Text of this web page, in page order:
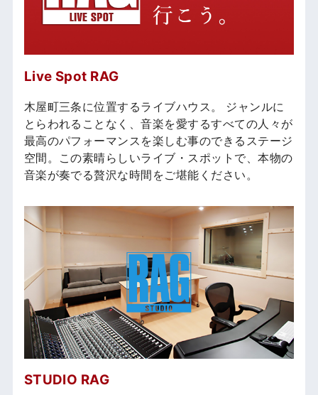
Live Spot RAG
木屋町三条に位置するライブハウス。 ジャンルに
とらわれることなく、音楽を愛するすべての人々が
最高のパフォーマンスを楽しむ事のできるステージ
空間。この素晴らしいライブ・スポットで、本物の
音楽が奏でる贅沢な時間をご堪能ください。
STUDIO RAG